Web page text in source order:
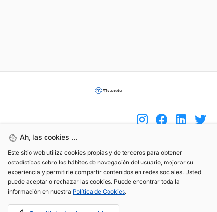
Ah, las cookies ...
Este sitio web utiliza cookies propias y de terceros para obtener
estadísticas sobre los hábitos de navegación del usuario, mejorar su
experiencia y permitirle compartir contenidos en redes sociales. Usted
puede aceptar o rechazar las cookies. Puede encontrar toda la
información en nuestra Política de Cookies.
(+34) 744 408 070
info@motoreto.com